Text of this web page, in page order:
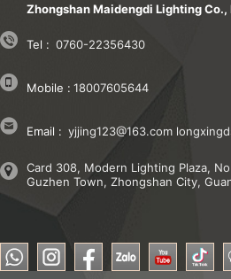
Zhongshan Maidengdi Lighting Co.,
Tel : 0760-22356430
Mobile : 18007605644
Email : yjjing123@163.com
Card 308, Modern Lighting Plaza,
Guzhen Town, Zhongshan City,